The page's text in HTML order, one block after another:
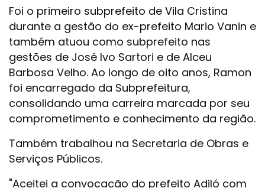
Foi o primeiro subprefeito de Vila Cristina
durante a gestão do ex-prefeito Mario Vanin e
também atuou como subprefeito nas
gestões de José Ivo Sartori e de Alceu
Barbosa Velho. Ao longo de oito anos, Ramon
foi encarregado da Subprefeitura,
consolidando uma carreira marcada por seu
comprometimento e conhecimento da região.
Também trabalhou na Secretaria de Obras e
Serviços Públicos.
"Aceitei a convocação do prefeito Adiló com